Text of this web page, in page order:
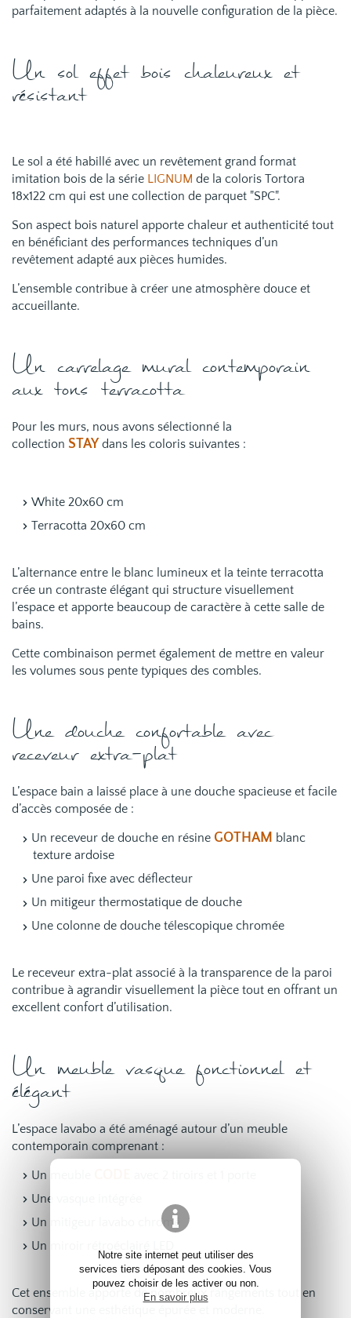
Notre site internet peut utiliser des
services tiers déposant des cookies. Vous
pouvez choisir de les activer ou non.
En savoir plus
parfaitement adaptés à la nouvelle configuration de la pièce.
Un sol effet bois chaleureux et
résistant
Le sol a été habillé avec un revêtement grand format
imitation bois de la série LIGNUM de la coloris Tortora
18x122 cm qui est une collection de parquet "SPC".
Son aspect bois naturel apporte chaleur et authenticité tout
en bénéficiant des performances techniques d’un
revêtement adapté aux pièces humides.
L’ensemble contribue à créer une atmosphère douce et
accueillante.
Un carrelage mural contemporain
aux tons terracotta
Pour les murs, nous avons sélectionné la
collection STAY dans les coloris suivantes :
White 20x60 cm
Terracotta 20x60 cm
L’alternance entre le blanc lumineux et la teinte terracotta
crée un contraste élégant qui structure visuellement
l’espace et apporte beaucoup de caractère à cette salle de
bains.
Cette combinaison permet également de mettre en valeur
les volumes sous pente typiques des combles.
Une douche confortable avec
receveur extra-plat
L’espace bain a laissé place à une douche spacieuse et facile
d’accès composée de :
Un receveur de douche en résine GOTHAM blanc
texture ardoise
Une paroi fixe avec déflecteur
Un mitigeur thermostatique de douche
Une colonne de douche télescopique chromée
Le receveur extra-plat associé à la transparence de la paroi
contribue à agrandir visuellement la pièce tout en offrant un
excellent confort d’utilisation.
Un meuble vasque fonctionnel et
élégant
L’espace lavabo a été aménagé autour d’un meuble
contemporain comprenant :
Un meuble
Une vasque intégrée
Un mitigeur lavabo chromé
Un miroir rétroéclairé LED
Cet ensemble apporte de nombreux rangements tout en
conservant une esthétique épurée et moderne.